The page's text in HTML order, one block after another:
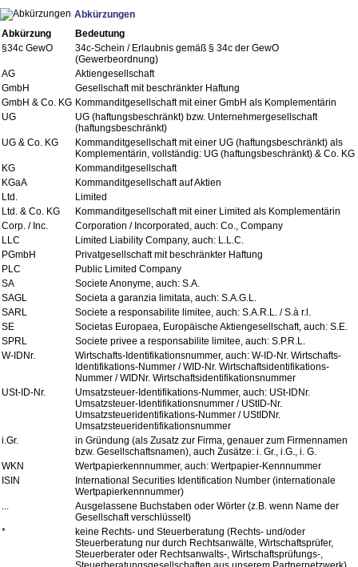
Abkürzungen
Abkürzung
Bedeutung
§34c GewO
34c-Schein / Erlaubnis gemäß § 34c der GewO
(Gewerbeordnung)
AG
Aktiengesellschaft
GmbH
Gesellschaft mit beschränkter Haftung
GmbH & Co. KG Kommanditgesellschaft mit einer GmbH als Komplementärin
UG
UG (haftungsbeschränkt) bzw. Unternehmergesellschaft
(haftungsbeschränkt)
UG & Co. KG
Kommanditgesellschaft mit einer UG (haftungsbeschränkt) als
Komplementärin, vollständig: UG (haftungsbeschränkt) & Co. KG
KG
Kommanditgesellschaft
KGaA
Kommanditgesellschaft auf Aktien
Ltd.
Limited
Ltd. & Co. KG
Kommanditgesellschaft mit einer Limited als Komplementärin
Corp. / Inc.
Corporation / Incorporated, auch: Co., Company
LLC
Limited Liability Company, auch: L.L.C.
PGmbH
Privatgesellschaft mit beschränkter Haftung
PLC
Public Limited Company
SA
Societe Anonyme, auch: S.A.
SAGL
Societa a garanzia limitata, auch: S.A.G.L.
SARL
Societe a responsabilite limitee, auch: S.A.R.L. / S.à r.l.
SE
Societas Europaea, Europäische Aktiengesellschaft, auch: S.E.
SPRL
Societe privee a responsabilite limitee, auch: S.P.R.L.
W-IDNr.
Wirtschafts-Identifikationsnummer, auch: W-ID-Nr. Wirtschafts-
Identifikations-Nummer / WID-Nr. Wirtschaftsidentifikations-
Nummer / WIDNr. Wirtschaftsidentifikationsnummer
USt-ID-Nr.
Umsatzsteuer-Identifikations-Nummer, auch: USt-IDNr.
Umsatzsteuer-Identifikationsnummer / UStID-Nr.
Umsatzsteueridentifikations-Nummer / UStIDNr.
Umsatzsteueridentifikationsnummer
i.Gr.
in Gründung (als Zusatz zur Firma, genauer zum Firmennamen
bzw. Gesellschaftsnamen), auch Zusätze: i. Gr., i.G., i. G.
WKN
Wertpapierkennnummer, auch: Wertpapier-Kennnummer
ISIN
International Securities Identification Number (internationale
Wertpapierkennnummer)
Ausgelassene Buchstaben oder Wörter (z.B. wenn Name der
Gesellschaft verschlüsselt)
*
keine Rechts- und Steuerberatung (Rechts- und/oder
Steuerberatung nur durch Rechtsanwälte, Wirtschaftsprüfer,
Steuerberater oder Rechtsanwalts-, Wirtschaftsprüfungs-,